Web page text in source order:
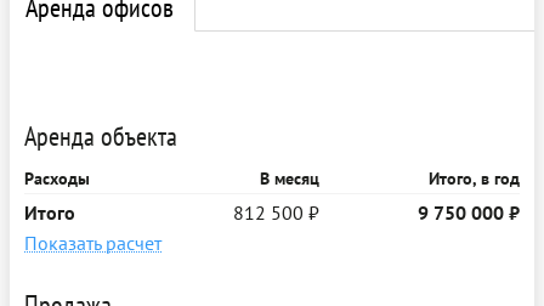
Аренда офисов
Аренда объекта
Расходы В месяц Итого, в год
Итого 812 500 ₽
9 750 000 ₽
Показать расчет